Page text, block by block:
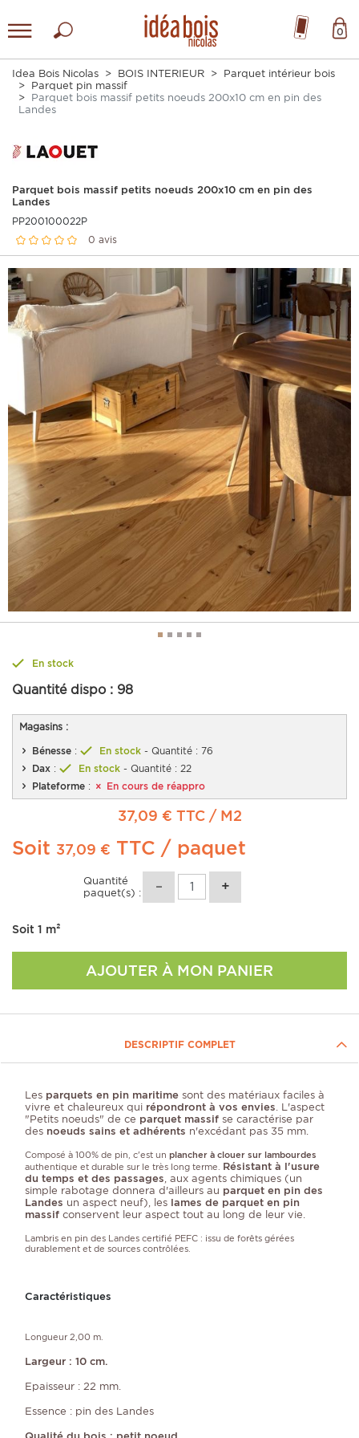
0
Idea Bois Nicolas BOIS INTERIEUR
Parquet intérieur bois
Parquet pin massif
Parquet bois massif petits noeuds 200x10 cm en pin des
Landes
Parquet bois massif petits noeuds 200x10 cm en pin des
Landes
PP200100022P
0 avis
En stock
Quantité dispo : 98
Magasins :
Bénesse : En stock - Quantité : 76
Dax : En stock - Quantité : 22
Plateforme : En cours de réappro
37,09 € TTC / M2
Soit 37,09 € TTC / paquet
Quantité
paquet(s) :
Soit 1 m²
AJOUTER À MON PANIER
DESCRIPTIF COMPLET
Les parquets en pin maritime sont des matériaux faciles à
vivre et chaleureux qui répondront à vos envies L'aspect
"Petits noeuds" de ce parquet massif se caractérise par
des noeuds sains et adhérents n'excédant pas 35 mm.
Composé à 100% de pin, c'est un plancher à clouer sur lambourdes
authentique et durable sur le très long terme. Résistant à l'usure
du temps et des passages , aux agents chimiques (un
simple rabotage donnera d'ailleurs au parquet en pin des
Landes un aspect neuf), les lames de parquet en pin
massif conservent leur aspect tout au long de leur vie.
Lambris en pin des Landes certifié PEFC : issu de forêts gérées
durablement et de sources contrôlées.
Caractéristiques
Longueur 2,00 m.
Largeur : 10 cm.
Epaisseur : 22 mm.
Essence : pin des Landes
Qualité du bois : petit noeud.